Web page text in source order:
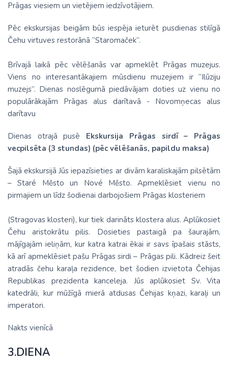
Prāgas viesiem un vietējiem iedzīvotājiem.
Pēc ekskursijas beigām būs iespēja ieturēt pusdienas stilīgā
Čehu virtuves restorānā “Staromaček”.
Brīvajā laikā pēc vēlēšanās var apmeklēt Prāgas muzejus.
Viens no interesantākajiem mūsdienu muzejiem ir “Ilūziju
muzejs”. Dienas noslēgumā piedāvājam doties uz vienu no
populārākajām Prāgas alus darītavā - Novomņecas alus
darītavu
Dienas otrajā pusē Ekskursija Prāgas sirdī – Prāgas
vecpilsēta (3 stundas) (pēc vēlēšanās, papildu maksa)
Šajā ekskursijā Jūs iepazīsieties ar divām karaliskajām pilsētām
– Staré Město un Nové Město. Apmeklēsiet vienu no
pirmajiem un līdz šodienai darbojošiem Prāgas klosteriem
(Stragovas klosteri), kur tiek darināts klostera alus. Aplūkosiet
Čehu aristokrātu pilis. Dosieties pastaigā pa šaurajām,
mājīgajām ieliņām, kur katra katrai ēkai ir savs īpašais stāsts,
kā arī apmeklēsiet pašu Prāgas sirdi – Prāgas pili. Kādreiz šeit
atradās čehu karaļa rezidence, bet šodien izvietota Čehijas
Republikas prezidenta kanceleja. Jūs aplūkosiet Sv. Vita
katedrāli, kur mūžīgā mierā atdusas Čehijas kņazi, karaļi un
imperatori.
Nakts vienīcā
3.DIENA